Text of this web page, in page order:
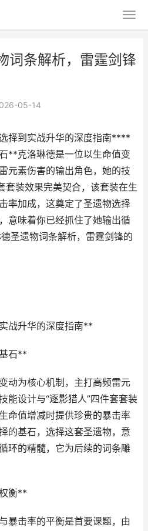
词条解析，雷霆剑锋
05-14
择到实战升华的深度指南****
**克洛琳德是一位以生命值变
元素伤害的输出角色，她的技
套装效果完美契合，该套装在生
率加成，这奠定了圣遗物选择
意味着你已经抓住了她输出循
圣遗物词条解析，雷霆剑锋的
战升华的深度指南**
石**
动为核心机制，主打高频雷元
能设计与“逐影猎人”四件套套装
命值增减时提供珍贵的暴击率
的基石，选择这套圣遗物，意
环的精髓，它为后续的词条雕
衡**
暴击率的平衡是首要课题，由